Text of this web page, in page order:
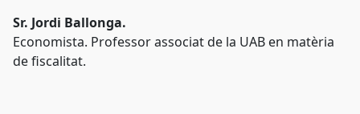
Sr. Jordi Ballonga.
Economista. Professor associat de la UAB en matèria
de fiscalitat.